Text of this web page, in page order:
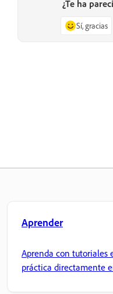
¿Te ha
Sí, gracias
Aprender
Aprenda con tutoriales
práctica directamente